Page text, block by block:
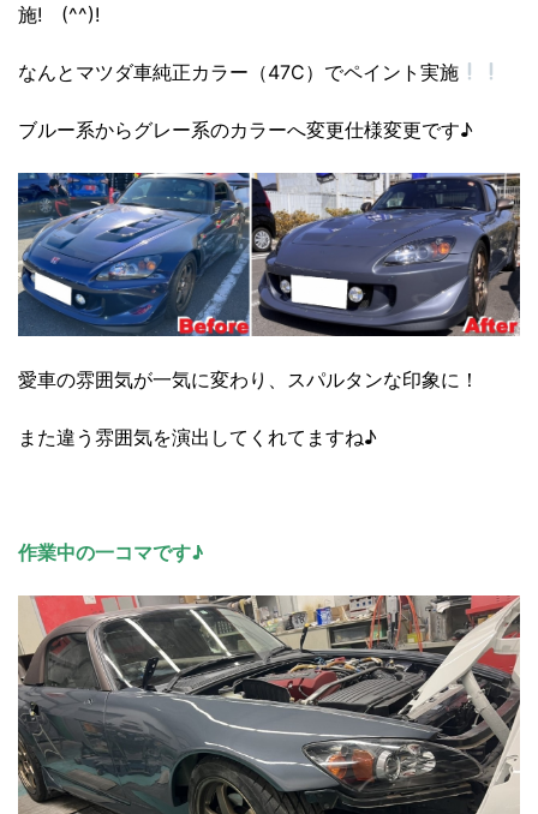
施! (^^)!
なんとマツダ車純正カラー（47C）でペイント実施
ブルー系からグレー系のカラーへ変更仕様変更です♪
愛車の雰囲気が一気に変わり、スパルタンな印象に！
また違う雰囲気を演出してくれてますね♪
作業中の一コマです♪